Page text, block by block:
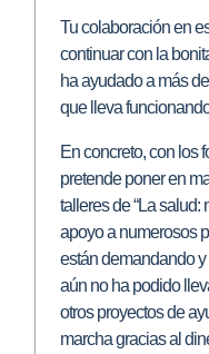
Tu colaboración en
continuar con la
ha ayudado a más
que lleva
En concreto, con los
pretende poner en
talleres de “La salud:
apoyo a numerosos
están demandando
aún no ha podido
otros proyectos de
marcha gracias al